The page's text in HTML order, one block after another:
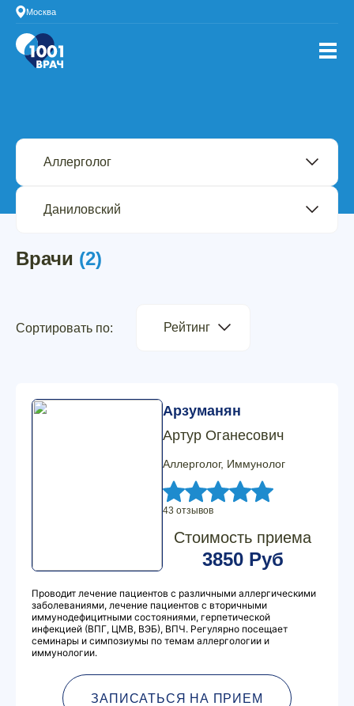
Москва
Врачи (2)
Сортировать по: Рейтинг
Арзуманян
Артур Оганесович
Аллерголог, Иммунолог
43 отзывов
Стоимость приема
3850 Руб
Проводит лечение пациентов с различными аллергическими
заболеваниями, лечение пациентов с вторичными
иммунодефицитными состояниями, герпетической
инфекцией (ВПГ, ЦМВ, ВЭБ), ВПЧ. Регулярно посещает
семинары и симпозиумы по темам аллергологии и
иммунологии.
ЗАПИСАТЬСЯ НА ПРИЕМ